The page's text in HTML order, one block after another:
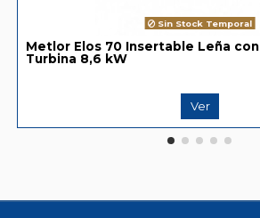
Sin Stock Temporal
Metlor Elos 70 Insertable Leña con
Turbina 8,6 kW
Ver